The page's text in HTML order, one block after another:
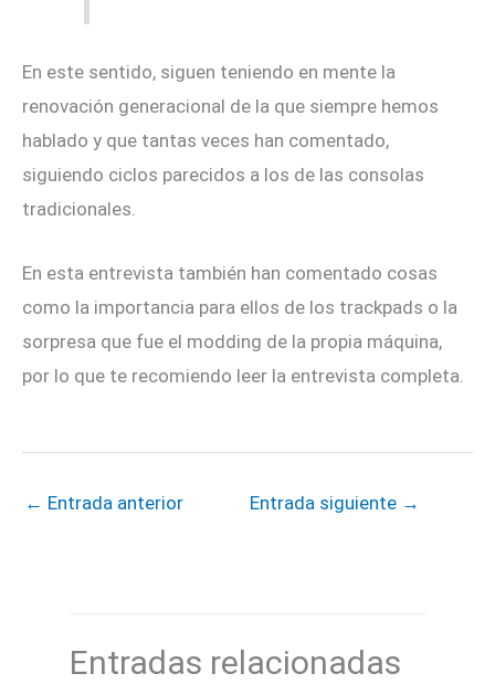
En este sentido, siguen teniendo en mente la
renovación generacional de la que siempre hemos
hablado y que tantas veces han comentado,
siguiendo ciclos parecidos a los de las consolas
tradicionales.
En esta entrevista también han comentado cosas
como la importancia para ellos de los trackpads o la
sorpresa que fue el modding de la propia máquina,
por lo que te recomiendo leer la entrevista completa.
← Entrada anterior Entrada siguiente →
Entradas relacionadas